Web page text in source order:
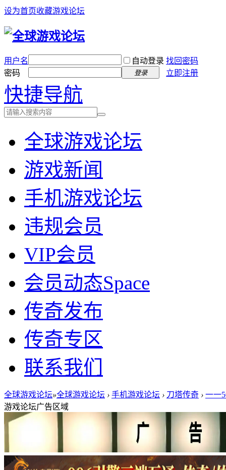
设为首页收藏游戏论坛
用户名 自动登录 找回密码
密码
登录 立即注册
快捷导航
全球游戏论坛
游戏新闻
手机游戏论坛
违规会员
VIP会员
会员动态Space
传奇发布
传奇专区
联系我们
全球游戏论坛»全球游戏论坛 › 手机游戏论坛 › 刀塔传奇 › 一一
游戏论坛广告区域